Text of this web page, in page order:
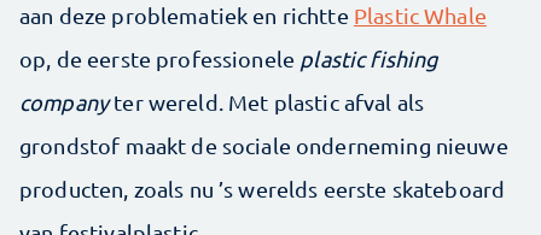
aan deze problematiek en richtte Plastic Whale
op, de eerste professionele plastic fishing
companyter wereld. Met plastic afval als
grondstof maakt de sociale onderneming nieuwe
producten, zoals nu ’s werelds eerste skateboard